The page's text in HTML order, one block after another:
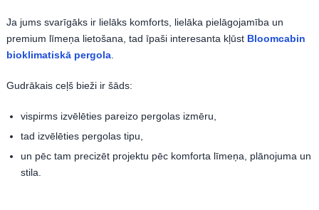
Ja jums svarīgāks ir lielāks komforts, lielāka pielāgojamība un
premium līmeņa lietošana, tad īpaši interesanta kļūst Bloomcabin
bioklimatiskā pergola.
Gudrākais ceļš bieži ir šāds:
vispirms izvēlēties pareizo pergolas izmēru,
tad izvēlēties pergolas tipu,
un pēc tam precizēt projektu pēc komforta līmeņa, plānojuma un
stila.